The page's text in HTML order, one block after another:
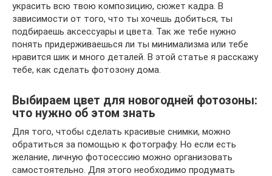
украсить всю твою композицию, сюжет кадра. В
зависимости от того, что ты хочешь добиться, ты
подбираешь аксессуары и цвета. Так же тебе нужно
понять придерживаешься ли ты минимализма или тебе
нравится шик и много деталей. В этой статье я расскажу
тебе, как сделать фотозону дома.
Выбираем цвет для новогодней фотозоны:
что нужно об этом знать
Для того, чтобы сделать красивые снимки, можно
обратиться за помощью к фотографу. Но если есть
желание, личную фотосессию можно организовать
самостоятельно. Для этого необходимо продумать